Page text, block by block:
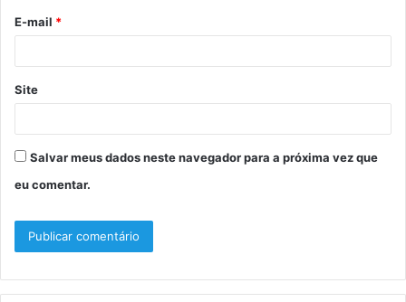
*
E-mail *
Site
Salvar meus dados neste navegador para a próxima vez que
eu comentar.